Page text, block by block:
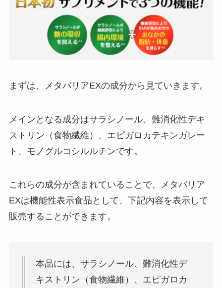
まずは、メタバリアEXの成分から見ていきます。
メインとなる成分はサラシノール、難消化性デキ
ストリン（食物繊維）、エピガロカテキンガレー
ト、モノグルコシルルチンです。
これらの成分が含まれていることで、メタバリア
EXは機能性表示食品として、下記内容を表示して
販売することができます。
本品には、サラシノール、難消化性デ
キストリン（食物繊維）、エピガロカ